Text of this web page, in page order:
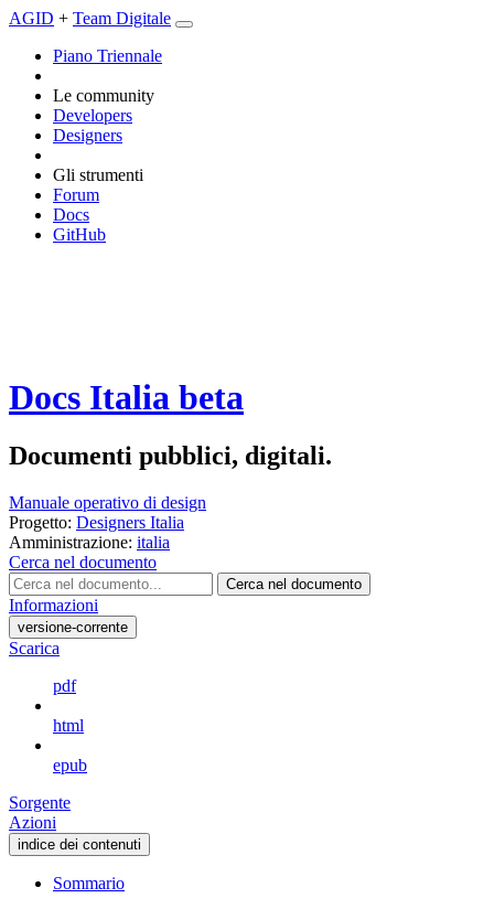
AGID + Team Digitale
Piano Triennale
Le community
Developers
Designers
Gli strumenti
Forum
Docs
GitHub
Docs Italia beta
Documenti pubblici, digitali.
Manuale operativo di design
Progetto: Designers Italia
Amministrazione: italia
Cerca nel documento
Cerca nel documento
Informazioni
versione-corrente
Scarica
pdf
html
epub
Sorgente
Azioni
indice dei contenuti
Sommario